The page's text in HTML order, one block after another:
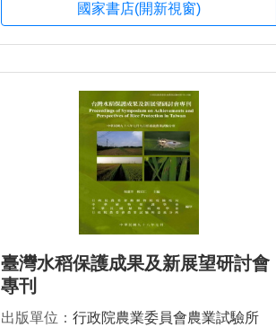
國家書店(開新視窗)
臺灣水稻保護成果及新展望研討會
專刊
出版單位： 行政院農業委員會農業試驗所